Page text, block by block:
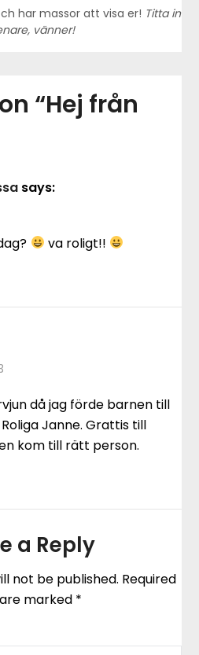
har massor att visa er! Titta in
vänner!
“Hej från
says:
va roligt!!
då jag förde barnen till
Janne. Grattis till
kom till rätt person.
a Reply
not be published. Required
marked *